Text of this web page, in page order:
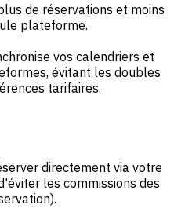
de réservations et moins
plateforme.
vos calendriers et
évitant les doubles
tarifaires.
directement via votre
les commissions des